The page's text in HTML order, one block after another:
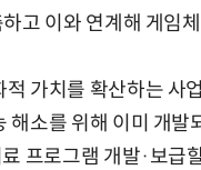
고 이와 연계해 게임
가치를 확산하는
해소를 위해 이미 개
프로그램 개발·보급